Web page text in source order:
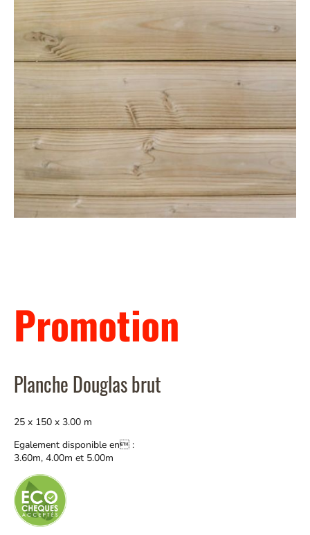
Promotion
Planche Douglas brut
25 x 150 x 3.00 m
Egalement disponible en :
3.60m, 4.00m et 5.00m